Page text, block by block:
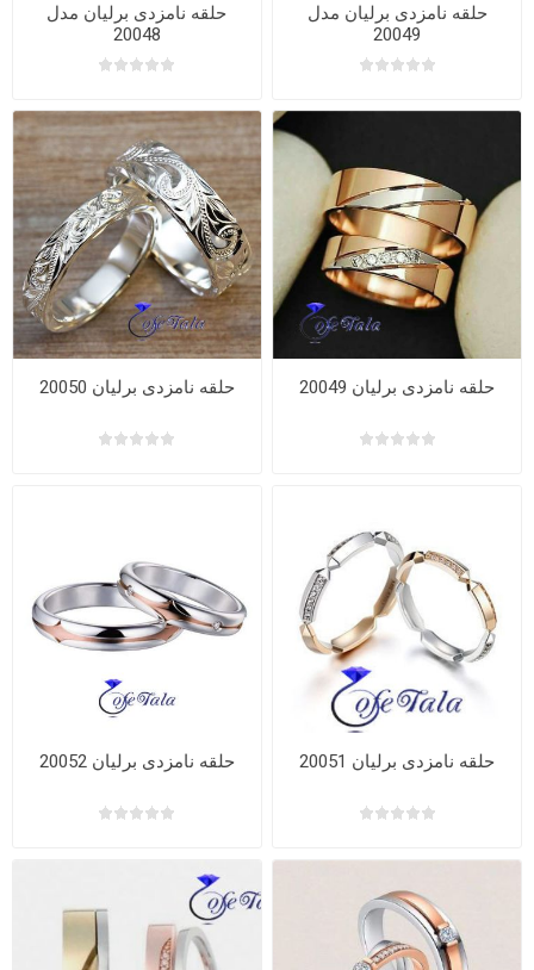
حلقه نامزدی برلیان مدل
20049
حلقه نامزدی برلیان مدل
20048
حلقه نامزدی برلیان 20049 حلقه نامزدی برلیان 20050
حلقه نامزدی برلیان 20051 حلقه نامزدی برلیان 20052